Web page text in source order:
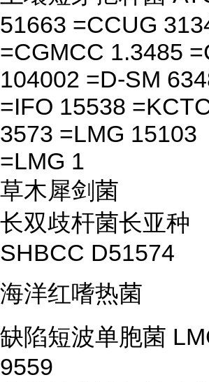
51663 =CCUG
=CGMCC 1.3485
104002 =D-SM
=IFO 15538
3573 =LMG 15103
=LMG 1
草木犀剑菌
长双歧杆菌长亚种
SHBCC D51574
海洋红嗜热菌
缺陷短波单胞菌
9559